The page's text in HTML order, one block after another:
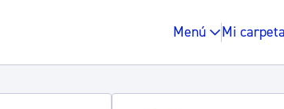
Menú Mi carpeta